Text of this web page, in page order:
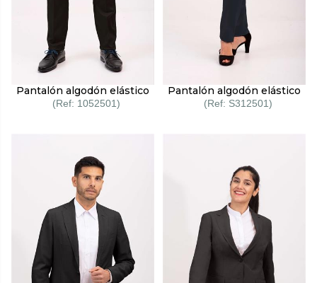
Pantalón algodón elástico
1052501
Pantalón algodón elástico
S312501